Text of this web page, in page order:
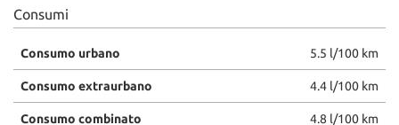
Consumi
Consumo urbano 5.5 l/100 km
Consumo extraurbano 4.4 l/100 km
Consumo combinato 4.8 l/100 km